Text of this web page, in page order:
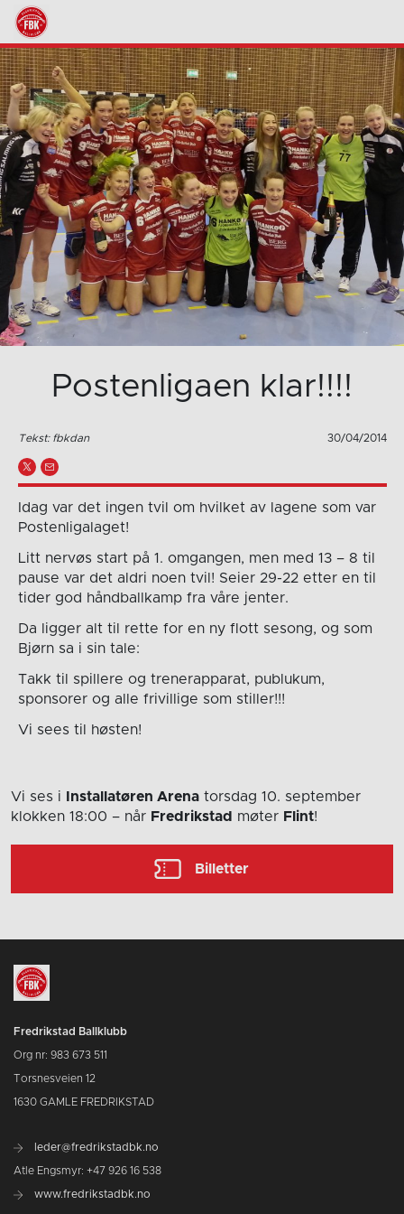
Postenligaen klar!!!!
Tekst: fbkdan 30/04/2014
Idag var det ingen tvil om hvilket av lagene som var
Postenligalaget!
Litt nervøs start på 1. omgangen, men med 13 – 8 til
pause var det aldri noen tvil! Seier 29-22 etter en til
tider god håndballkamp fra våre jenter.
Da ligger alt til rette for en ny flott sesong, og som
Bjørn sa i sin tale:
Takk til spillere og trenerapparat, publukum,
sponsorer og alle frivillige som stiller!!!
Vi sees til høsten!
Vi ses i Installatøren Arena torsdag 10. september
klokken 18:00 – når Fredrikstad møter Flint!
Billetter
Fredrikstad Ballklubb
Org nr: 983 673 511
Torsnesveien 12
1630 GAMLE FREDRIKSTAD
leder@fredrikstadbk.no
Atle Engsmyr: +47 926 16 538
www.fredrikstadbk.no